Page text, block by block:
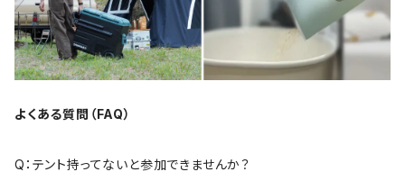
よくある質問（FAQ）
Q：テント持ってないと参加できませんか？